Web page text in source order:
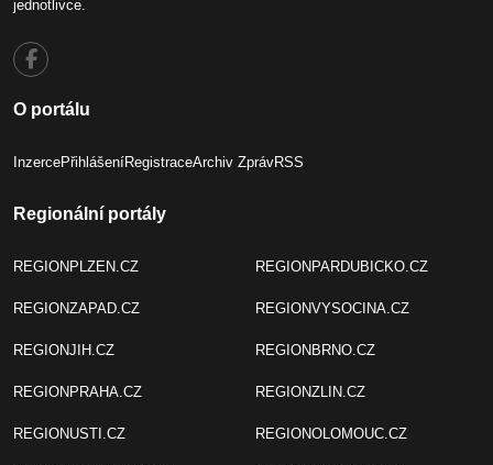
jednotlivce.
O portálu
InzercePřihlášeníRegistraceArchiv ZprávRSS
Regionální portály
REGIONPLZEN.CZ
REGIONZAPAD.CZ
REGIONJIH.CZ
REGIONPRAHA.CZ
REGIONUSTI.CZ
REGIONPARDUBICKO.CZ
REGIONVYSOCINA.CZ
REGIONBRNO.CZ
REGIONZLIN.CZ
REGIONOLOMOUC.CZ